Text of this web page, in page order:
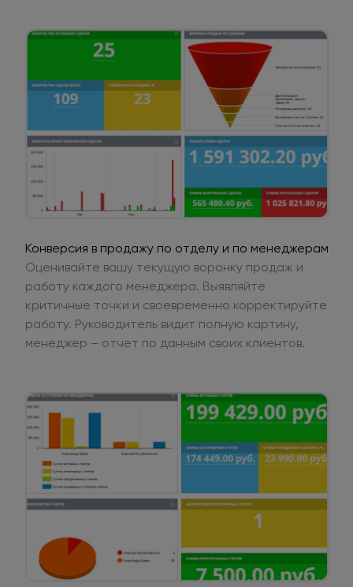
Конверсия в продажу по отделу и по менеджерам
Оценивайте вашу текущую воронку продаж и
работу каждого менеджера. Выявляйте
критичные точки и своевременно корректируйте
работу. Руководитель видит полную картину,
менеджер – отчет по данным своих клиентов.